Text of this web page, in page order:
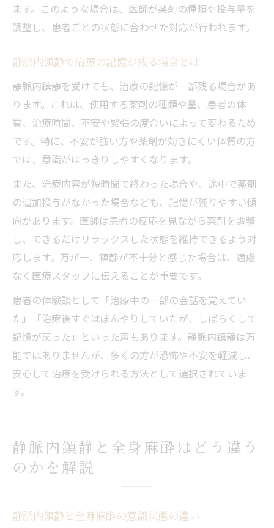
ます。このような場合は、医師が薬剤の種類や投与量を
調整し、患者ごとの状態に合わせた対応が行われます。
静脈内鎮静で治療の記憶が残る場合とは
静脈内鎮静を受けても、治療の記憶が一部残る場合があ
ります。これは、使用する薬剤の種類や量、患者の体
質、治療時間、不安や緊張の度合いによって変わるため
です。特に、不安が強い方や薬剤が効きにくい体質の方
では、意識がはっきりしやすくなります。
また、治療内容が短時間で終わった場合や、途中で薬剤
の追加投与がなかった場合なども、記憶が残りやすい傾
向があります。医師は患者の反応を見ながら薬剤を調整
し、できるだけリラックスした状態を維持できるよう対
応します。万が一、鎮静が不十分と感じた場合は、遠慮
なく医療スタッフに伝えることが重要です。
患者の体験談として「治療中の一部の会話を覚えてい
た」「治療後すぐはぼんやりしていたが、しばらくして
記憶が戻った」といった声もあります。静脈内鎮静は万
能ではありませんが、多くの方が恐怖や不安を軽減し、
安心して治療を受けられる方法として選択されていま
す。
静脈内鎮静と全身麻酔はどう違う
のかを解説
静脈内鎮静と全身麻酔の意識状態の違い